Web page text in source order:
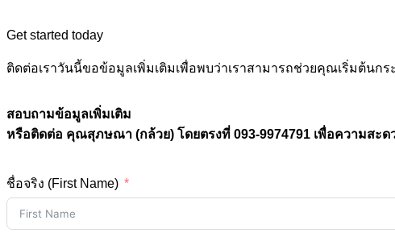
Get started today
ติดต่อเราวันนี้ขอข้อมูลเพิ่มเติมเพื่อพบว่าเราสามารถช่วยคุณเริ่มต้น
สอบถามข้อมูลเพิ่มเติม
หรือติดต่อ คุณสุภษณา (กล้วย) โดยตรงที่ 093-9974791 เพื่อความสะด
ชื่อจริง (First Name)